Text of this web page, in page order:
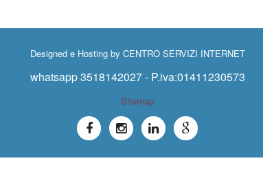
Designed e Hosting by CENTRO SERVIZI INTERNET
whatsapp 3518142027 - P.iva:01411230573
Sitemap